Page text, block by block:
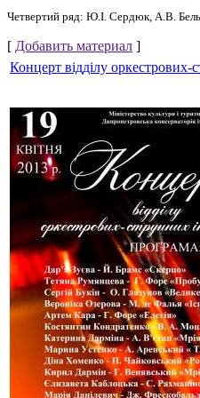
Четвертий ряд: Ю.І. Сердюк, А.В.
[ Добавить материал ]
Концерт відділу оркестрових-